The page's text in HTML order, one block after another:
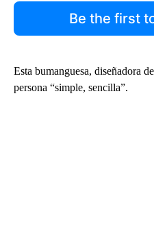
Be the first
Esta bumanguesa, diseñadora
persona “simple, sencilla”.